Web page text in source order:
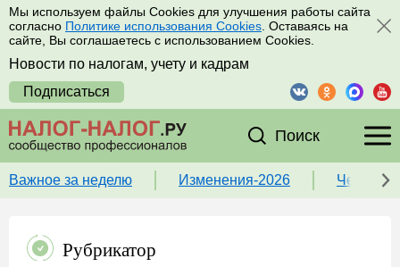
Мы используем файлы Cookies для улучшения работы сайта
согласно Политике использования Cookies . Оставаясь на
сайте, Вы соглашаетесь с использованием Cookies.
Новости по налогам, учету и кадрам
Подписаться
Поиск
Важное за неделю Изменения-2026 Чек-
Рубрикатор